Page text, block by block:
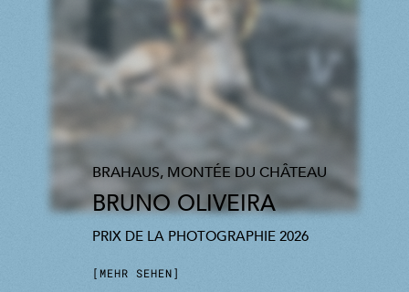
BRAHAUS, MONTÉE DU CHÂTEAU
BRUNO OLIVEIRA
PRIX DE LA PHOTOGRAPHIE 2026
MEHR SEHEN